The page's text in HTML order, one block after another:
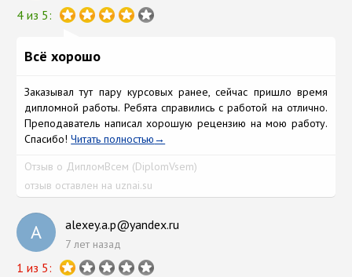
4 из 5:
Всё хорошо
Заказывал тут пару курсовых ранее, сейчас пришло время
дипломной работы. Ребята справились с работой на отлично.
Преподаватель написал хорошую рецензию на мою работу.
Спасибо!Читать полностью
Отзыв о ДипломВсем (DiplomVsem)
отзыв оставлен на uznai.su
A alexey.a.p@yandex.ru
7 лет назад
1 из 5: